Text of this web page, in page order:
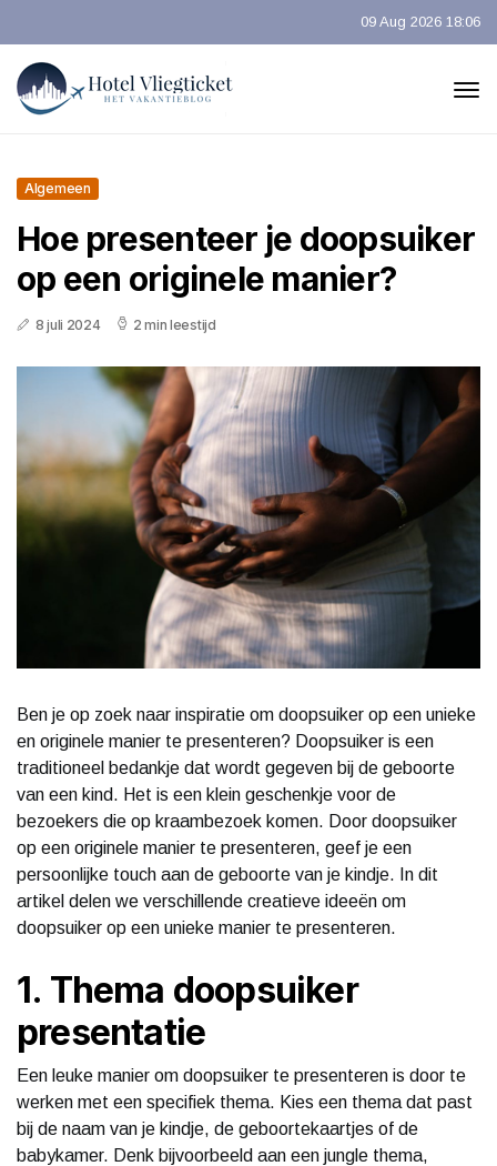
09 Aug 2026 18:06
Algemeen
Hoe presenteer je doopsuiker
op een originele manier?
8 juli 2024 2 min leestijd
Ben je op zoek naar inspiratie om doopsuiker op een unieke
en originele manier te presenteren? Doopsuiker is een
traditioneel bedankje dat wordt gegeven bij de geboorte
van een kind. Het is een klein geschenkje voor de
bezoekers die op kraambezoek komen. Door doopsuiker
op een originele manier te presenteren, geef je een
persoonlijke touch aan de geboorte van je kindje. In dit
artikel delen we verschillende creatieve ideeën om
doopsuiker op een unieke manier te presenteren.
1. Thema doopsuiker
presentatie
Een leuke manier om doopsuiker te presenteren is door te
werken met een specifiek thema. Kies een thema dat past
bij de naam van je kindje, de geboortekaartjes of de
babykamer. Denk bijvoorbeeld aan een jungle thema,